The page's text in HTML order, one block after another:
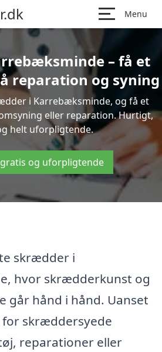
Menu
– få et
reparation og syning
i Karrebæksminde, og få et
eller reparation. Hurtigt,
helt uforpligtende.
og uforpligtende
skrædder i
hvor skrædderkunst og
går hånd i hånd. Uanset
skræddersyede
reparationer eller